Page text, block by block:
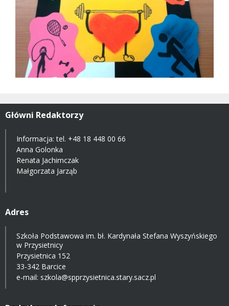
Główni Redaktorzy
Informacja: tel. +48 18 448 00 66
Anna Golonka
Renata Jachimczak
Małgorzata Jarząb
Adres
Szkoła Podstawowa im. bł. Kardynała Stefana Wyszyńskiego
w Przysietnicy
Przysietnica 152
33-342 Barcice
e-mail: szkola@spprzysietnica.stary.sacz.pl